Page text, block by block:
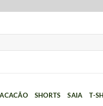
SHORTS SAIA T-